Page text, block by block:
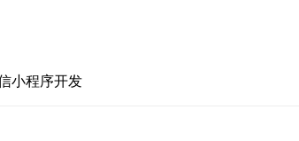
小程序开发